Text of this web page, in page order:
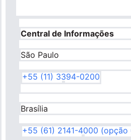
Central de Informações
São Paulo
+55 (11) 3394-0200
Brasília
+55 (61) 2141-4000 (opção